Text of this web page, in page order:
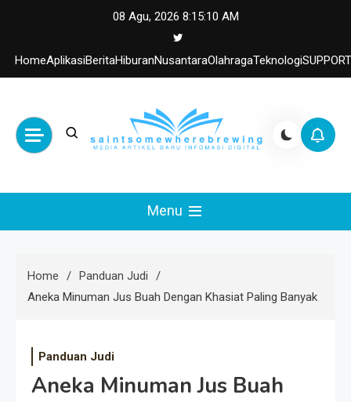
08 Agu, 2026 8:15:11 AM
HomeAplikasiBeritaHiburanNusantaraOlahragaTeknologiSUPPORT
– Media Berita
Cuan
Menu
Home
Panduan Judi
Aneka Minuman Jus Buah Dengan Khasiat Paling Banyak
Panduan Judi
Aneka Minuman Jus Buah